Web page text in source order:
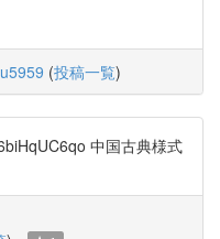
(投稿一覧)
中国古典様式